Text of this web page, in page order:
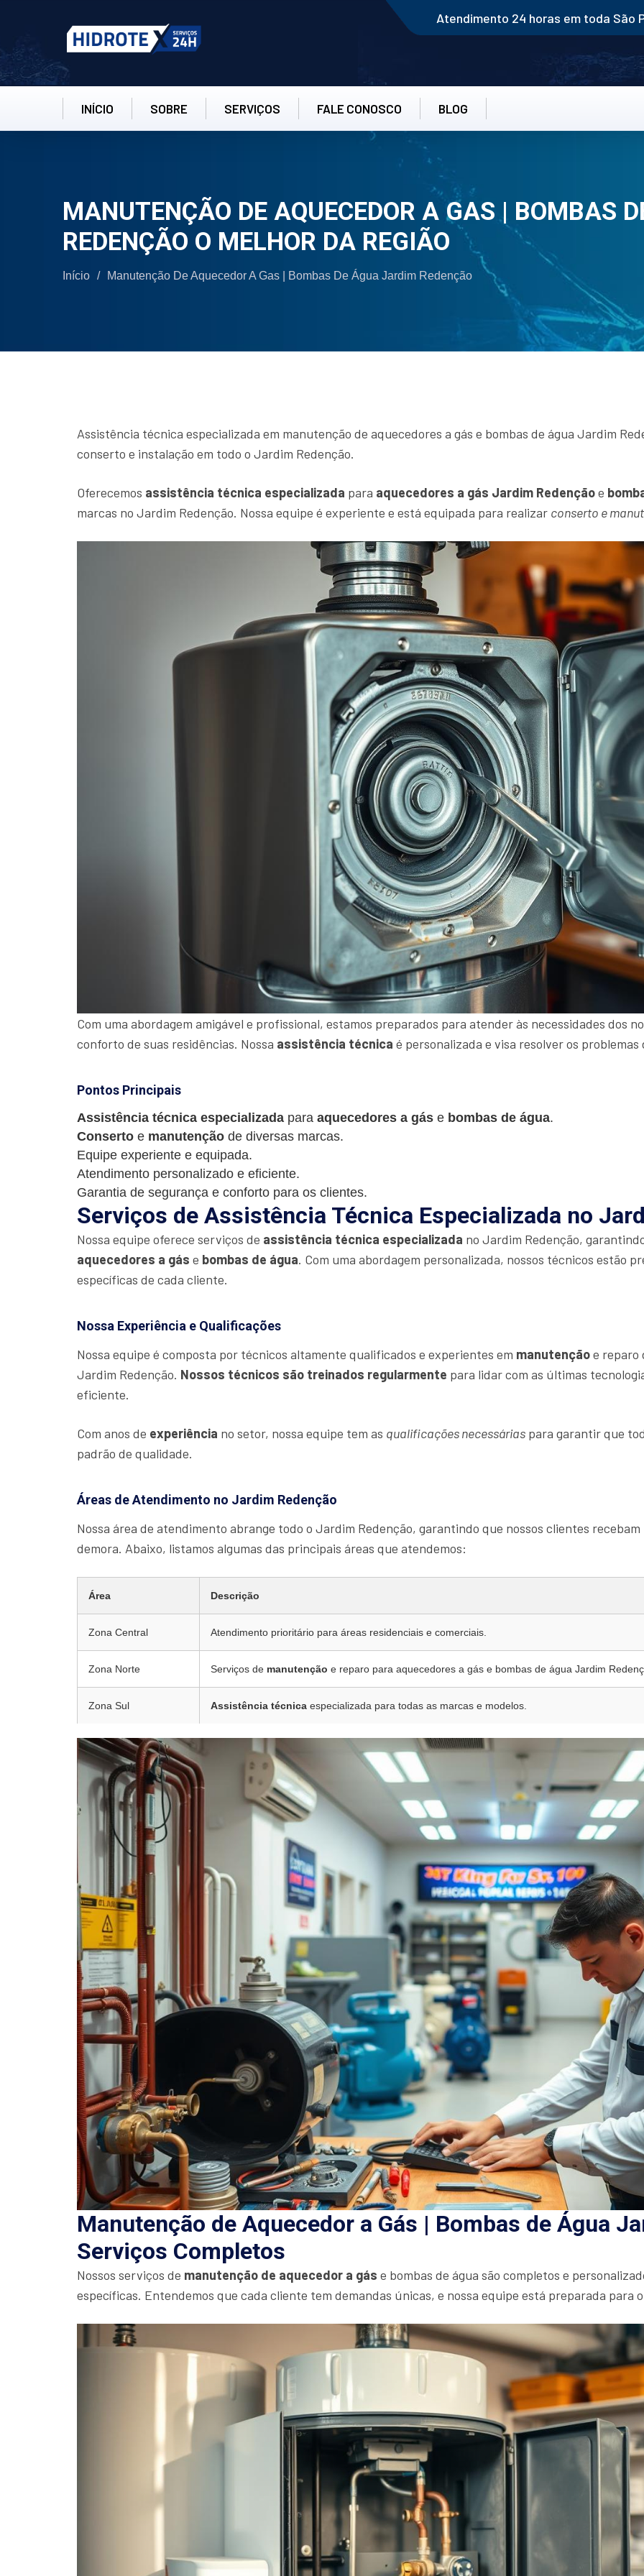
Atendimento 24 horas em toda São
INÍCIO SOBRE SERVIÇOS FALE CONOSCO BLOG
MANUTENÇÃO DE AQUECEDOR A GAS | BOMBAS
REDENÇÃO O MELHOR DA REGIÃO
Início / Manutenção De Aquecedor A Gas | Bombas De Água Jardim Redenção
Assistência técnica especializada em manutenção de aquecedores a gás e bombas de água Jardim
conserto e instalação em todo o Jardim Redenção.
Oferecemos assistência técnica especializada para aquecedores a gás Jardim Redençãoe
marcas no Jardim Redenção. Nossa equipe é experiente e está equipada para realizar conserto e
Com uma abordagem amigável e profissional, estamos preparados para atender às necessidades dos
conforto de suas residências. Nossa assistência técnica é personalizada e visa resolver os
Pontos Principais
Assistência técnica especializada para aquecedores a gás e bombas de água.
Conserto e manutenção de diversas marcas.
Equipe experiente e equipada.
Atendimento personalizado e eficiente.
Garantia de segurança e conforto para os clientes.
Serviços de Assistência Técnica Especializada no
Nossa equipe oferece serviços de assistência técnica especializada no Jardim Redenção,
aquecedores a gás e bombas de água. Com uma abordagem personalizada, nossos técnicos estão
específicas de cada cliente.
Nossa Experiência e Qualificações
Nossa equipe é composta por técnicos altamente qualificados e experientes em manutençãoe reparo
Jardim Redenção. Nossos técnicos são treinados regularmente para lidar com as últimas
eficiente.
Com anos de experiência no setor, nossa equipe tem as qualificações necessárias para garantir que
padrão de qualidade.
Áreas de Atendimento no Jardim Redenção
Nossa área de atendimento abrange todo o Jardim Redenção, garantindo que nossos clientes recebam
demora. Abaixo, listamos algumas das principais áreas que atendemos:
Área Descrição
Zona Central Atendimento prioritário para áreas residenciais e comerciais.
Zona Norte Serviços de manutenção e reparo para aquecedores a gás e bombas de água Jardim
Zona Sul Assistência técnica especializada para todas as marcas e modelos.
Manutenção de Aquecedor a Gás | Bombas de Água
Serviços Completos
Nossos serviços de manutenção de aquecedor a gás e bombas de água são completos e
específicas. Entendemos que cada cliente tem demandas únicas, e nossa equipe está preparada para